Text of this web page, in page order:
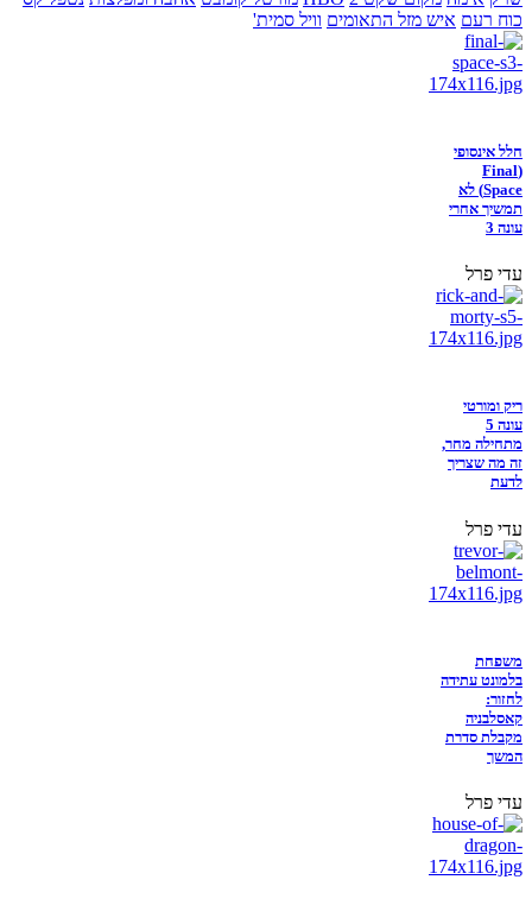
כוח רעם איש מזל התאומים וויל סמית'
חלל אינסופי
(Final
Space) לא
תמשיך אחרי
עונה 3
עדי פרל
ריק ומורטי
עונה 5
מתחילה מחר,
זה מה שצריך
לדעת
עדי פרל
משפחת
בלמונט עתידה
לחזור:
קאסלבניה
מקבלת סדרת
המשך
עדי פרל